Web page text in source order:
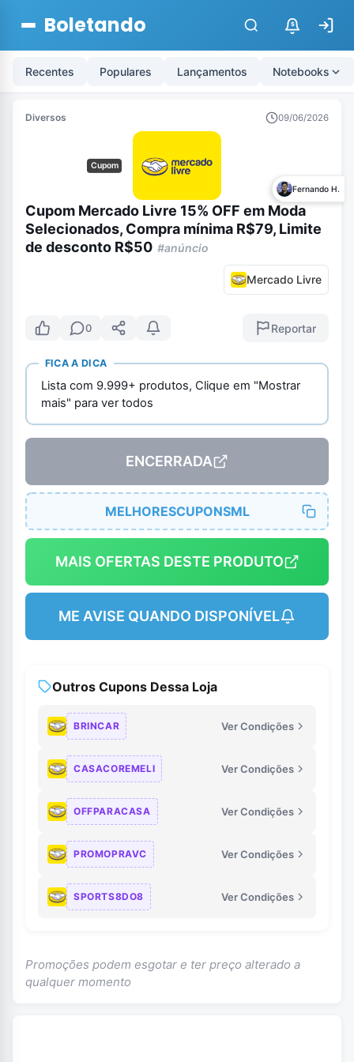
Boletando $
Recentes Populares Lançamentos Notebooks
Diversos 09/06/2026
Cupom
Fernando H.
Cupom Mercado Livre 15% OFF em Moda
Selecionados, Compra mínima R$79, Limite
de desconto R$50 #anúncio
Mercado Livre
0 Reportar
FICA A DICA
Lista com 9.999+ produtos, Clique em "Mostrar
mais" para ver todos
ENCERRADA
MELHORESCUPONSML
MAIS OFERTAS DESTE PRODUTO
ME AVISE QUANDO DISPONÍVEL
Outros Cupons Dessa Loja
BRINCAR Ver Condições
CASACOREMELI Ver Condições
OFFPARACASA Ver Condições
PROMOPRAVC Ver Condições
SPORTS8DO8 Ver Condições
Promoções podem esgotar e ter preço alterado a
qualquer momento